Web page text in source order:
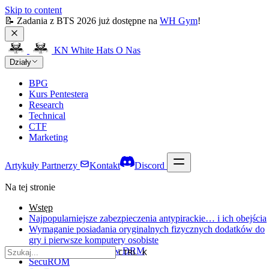
Skip to content
📝 Zadania z BTS 2026 już dostępne na WH Gym!
KN White Hats O Nas
Działy
BPG
Kurs Pentestera
Research
Technical
CTF
Marketing
Artykuły Partnerzy Kontakt Discord
CTRL K
Na tej stronie
Wstęp
Najpopularniejsze zabezpieczenia antypirackie… i ich obejścia
Wymaganie posiadania oryginalnych fizycznych dodatków do
gry i pierwsze komputery osobiste
Era płyt CD i systemów DRM
SecuROM